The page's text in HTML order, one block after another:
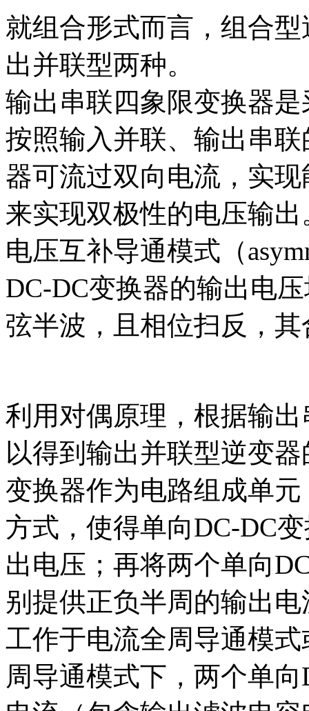
就组合形式而言，组合
出并联型两种。
输出串联四象限变换器
按照输入并联、输出串
器可流过双向电流，实
来实现双极性的电压输
电压互补导通模式（
DC-DC变换器的输出电
弦半波，且相位扫反，
利用对偶原理，根据输
以得到输出并联型逆变
变换器作为电路组成单
方式，使得单向DC-DC
出电压；再将两个单向
别提供正负半周的输出
工作于电流全周导通模
周导通模式下，两个单